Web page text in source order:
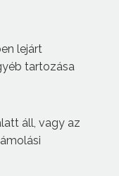
lejárt
tartozása
áll, vagy az